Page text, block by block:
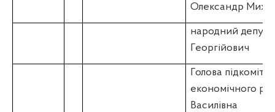
Олександр
народний
Георгійович
Голова
економічного
Василівна